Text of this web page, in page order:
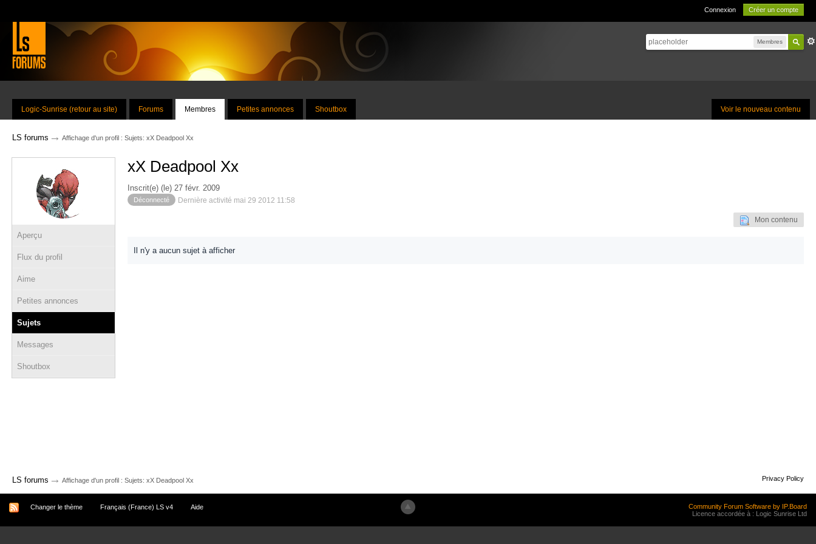
Connexion Créer un compte
Membres
Voir le nouveau contenu
Logic-Sunrise (retour au site) Forums Membres Petites annonces Shoutbox
LS forums → Affichage d'un profil : Sujets: xX Deadpool Xx
Aperçu
Flux du profil
Aime
Petites annonces
Sujets
Messages
Shoutbox
xX Deadpool Xx
Inscrit(e) (le) 27 févr. 2009
Déconnecté Dernière activité mai 29 2012 11:58
Mon contenu
Il n'y a aucun sujet à afficher
LS forums → Affichage d'un profil : Sujets: xX Deadpool Xx Privacy Policy
Changer le thème Français (France) LS v4 Aide
Community Forum Software by IP.Board
Licence accordée à : Logic Sunrise Ltd